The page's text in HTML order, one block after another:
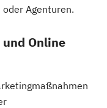
Agenturen.
Online